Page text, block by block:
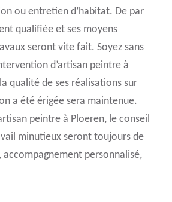
ou entretien d’habitat. De par
qualifiée et ses moyens
seront vite fait. Soyez sans
d’artisan peintre à
qualité de ses réalisations sur
a été érigée sera maintenue.
peintre à Ploeren, le conseil
minutieux seront toujours de
accompagnement personnalisé,